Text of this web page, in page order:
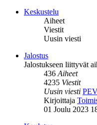
Keskustelu
Aiheet
Viestit
Uusin viesti
Jalostus
Jalostukseen liittyvät
436Aiheet
4235 Viestit
Uusin viesti
Kirjoittaja
01 Joulu 2023